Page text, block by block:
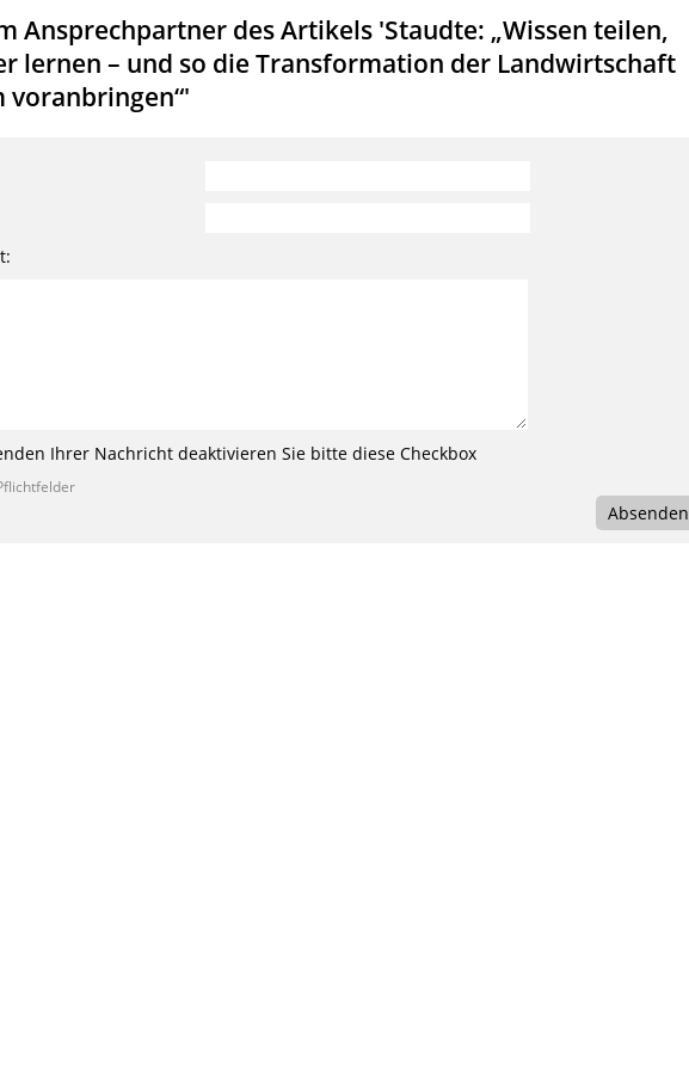
Ansprechpartner des Artikels 'Staudte: „Wissen teilen,
lernen – und so die Transformation der Landwirtschaft
voranbringen“'
Ihrer Nachricht deaktivieren Sie bitte diese Checkbox
Absenden